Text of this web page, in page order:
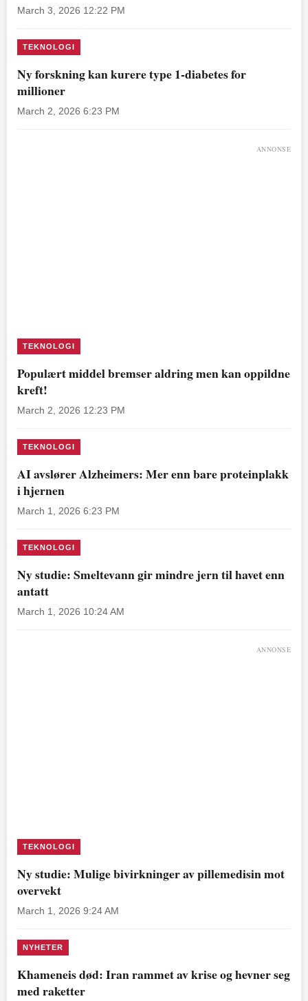
March 3, 2026 12:22 PM
TEKNOLOGI
Ny forskning kan kurere type 1-diabetes for
millioner
March 2, 2026 6:23 PM
ANNONSE
TEKNOLOGI
Populært middel bremser aldring men kan oppildne
kreft!
March 2, 2026 12:23 PM
TEKNOLOGI
AI avslører Alzheimers: Mer enn bare proteinplakk
i hjernen
March 1, 2026 6:23 PM
TEKNOLOGI
Ny studie: Smeltevann gir mindre jern til havet enn
antatt
March 1, 2026 10:24 AM
ANNONSE
TEKNOLOGI
Ny studie: Mulige bivirkninger av pillemedisin mot
overvekt
March 1, 2026 9:24 AM
NYHETER
Khameneis død: Iran rammet av krise og hevner seg
med raketter